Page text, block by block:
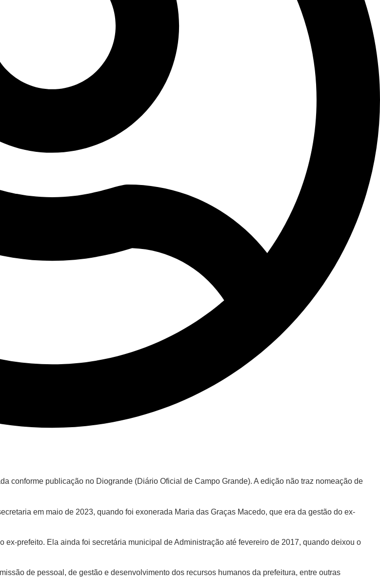
conforme publicação no Diogrande (Diário Oficial de Campo Grande). A edição não traz nomeação de
em maio de 2023, quando foi exonerada Maria das Graças Macedo, que era da gestão do ex-
prefeito. Ela ainda foi secretária municipal de Administração até fevereiro de 2017, quando deixou o
de pessoal, de gestão e desenvolvimento dos recursos humanos da prefeitura, entre outras